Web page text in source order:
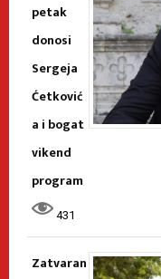
petak
donosi
Sergeja
Ćetković
a i bogat
vikend
program
431
Zatvaran